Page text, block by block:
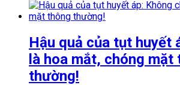
Hậu quả của tụt huyết
là hoa mắt, chóng mặt
thường!